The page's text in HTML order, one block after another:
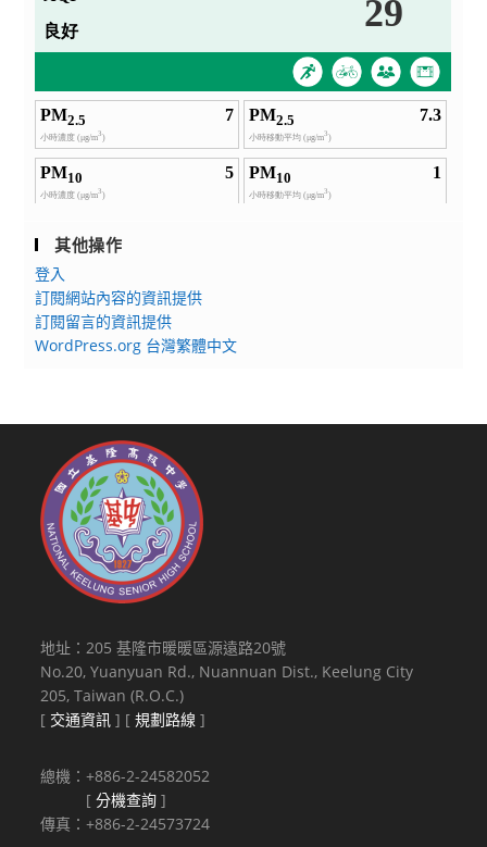
其他操作
登入
訂閱網站內容的資訊提供
訂閱留言的資訊提供
WordPress.org 台灣繁體中文
地址：205 基隆市暖暖區源遠路20號
No.20, Yuanyuan Rd., Nuannuan Dist., Keelung City
205, Taiwan (R.O.C.)
[ 交通資訊 ] [規劃路線 ]
總機：+886-2-24582052
[分機查詢 ]
傳真：+886-2-24573724